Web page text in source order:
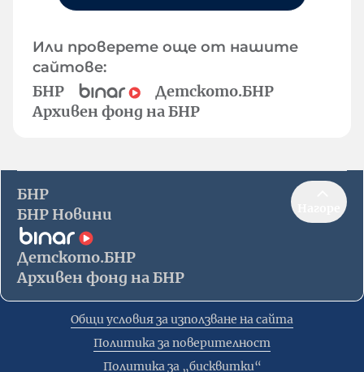
Или проверете още от нашите
сайтове:
БНР
Детското.БНР
Архивен фонд на БНР
БНР
БНР Новини
Детското.БНР
Архивен фонд на БНР
Общи условия за използване на сайта
Политика за поверителност
Политика за „бисквитки“